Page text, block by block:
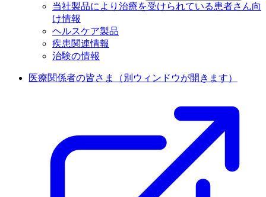
当社製品により治療を受けられている患者さん向
け情報
ヘルスケア製品
疾患関連情報
治験の情報
医療関係者の皆さま （別ウィンドウが開きます）